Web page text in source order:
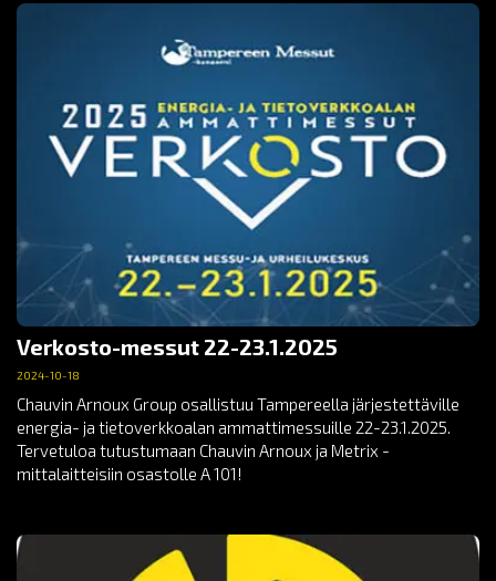
Verkosto-messut 22-23.1.2025
2024-10-18
Chauvin Arnoux Group osallistuu Tampereella järjestettäville
energia- ja tietoverkkoalan ammattimessuille 22-23.1.2025.
Tervetuloa tutustumaan Chauvin Arnoux ja Metrix -
mittalaitteisiin osastolle A 101!